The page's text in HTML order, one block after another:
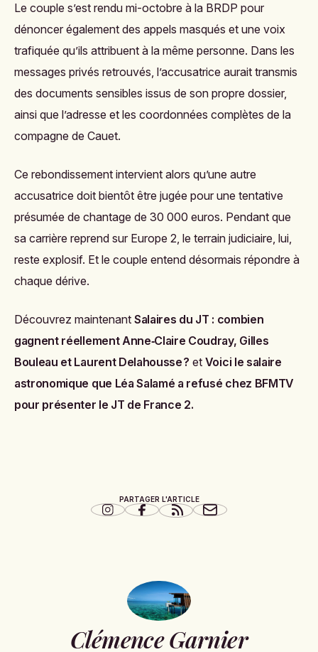
Le couple s’est rendu mi-octobre à la BRDP pour
dénoncer également des appels masqués et une voix
trafiquée qu’ils attribuent à la même personne. Dans les
messages privés retrouvés, l’accusatrice aurait transmis
des documents sensibles issus de son propre dossier,
ainsi que l’adresse et les coordonnées complètes de la
compagne de Cauet.
Ce rebondissement intervient alors qu’une autre
accusatrice doit bientôt être jugée pour une tentative
présumée de chantage de 30 000 euros. Pendant que
sa carrière reprend sur Europe 2, le terrain judiciaire, lui,
reste explosif. Et le couple entend désormais répondre à
chaque dérive.
Découvrez maintenant Salaires du JT : combien
gagnent réellement Anne‑Claire Coudray, Gilles
Bouleau et Laurent Delahousse ? et Voici le salaire
astronomique que Léa Salamé a refusé chez BFMTV
pour présenter le JT de France 2.
PARTAGER L'ARTICLE
Clémence Garnier